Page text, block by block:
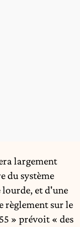
largement
du système
et d'une
règlement sur le
» prévoit « des